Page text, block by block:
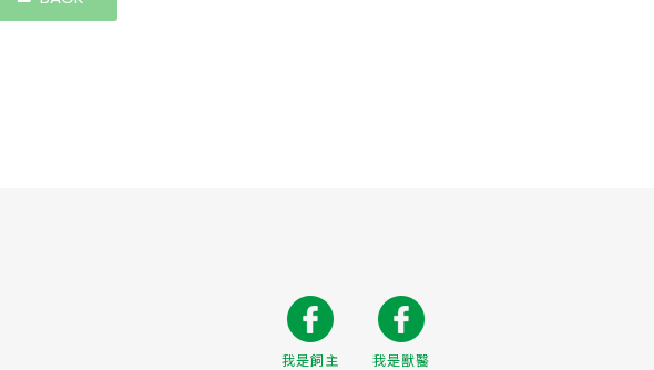
我是飼主 我是獸醫